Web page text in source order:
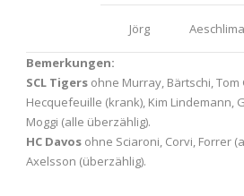
Jörg
Bemerkungen:
SCL Tigers ohne Murray, Bärtschi,
Hecquefeuille (krank), Kim Lindemann,
Moggi (alle überzählig).
HC Davos ohne Sciaroni, Corvi, Forrer
Axelsson (überzählig).